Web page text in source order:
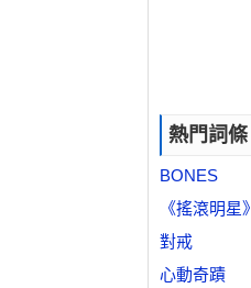
熱門詞條
BONES
《搖滾明星》
對戒
心動奇蹟